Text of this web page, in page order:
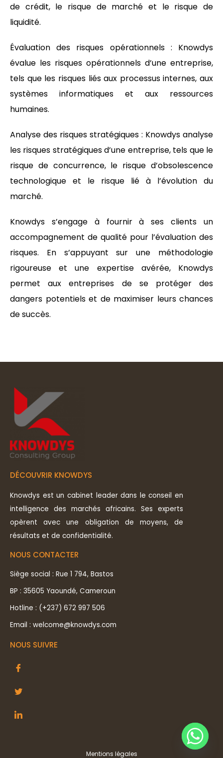
de crédit, le risque de marché et le risque de
liquidité.
Évaluation des risques opérationnels : Knowdys
évalue les risques opérationnels d’une entreprise,
tels que les risques liés aux processus internes, aux
systèmes informatiques et aux ressources
humaines.
Analyse des risques stratégiques : Knowdys analyse
les risques stratégiques d’une entreprise, tels que le
risque de concurrence, le risque d’obsolescence
technologique et le risque lié à l’évolution du
marché.
Knowdys s’engage à fournir à ses clients un
accompagnement de qualité pour l’évaluation des
risques. En s’appuyant sur une méthodologie
rigoureuse et une expertise avérée, Knowdys
permet aux entreprises de se protéger des
dangers potentiels et de maximiser leurs chances
de succès.
DÉCOUVRIR KNOWDYS
Knowdys est un cabinet leader dans le conseil en
intelligence des marchés africains. Ses experts
opèrent avec une obligation de moyens, de
résultats et de confidentialité.
NOUS CONTACTER
Siège social : Rue 1 794, Bastos
BP : 35605 Yaoundé, Cameroun
Hotline : (+237) 672 997 506
Email : welcome@knowdys.com
NOUS SUIVRE
Mentions légales